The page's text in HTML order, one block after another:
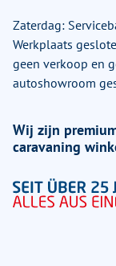
Zaterdag:
Werkplaats
geen verkoop en
autoshowroom
Wij zijn
caravaning